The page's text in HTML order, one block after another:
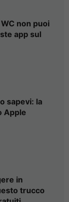
non puoi
app sul
sapevi: la
Apple
in
trucco